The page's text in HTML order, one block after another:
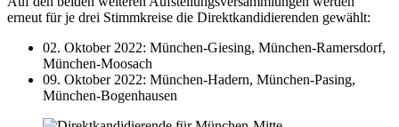
erneut für je drei Stimmkreise die Direktkandidierenden gewählt:
02. Oktober 2022: München-Giesing, München-Ramersdorf,
München-Moosach
09. Oktober 2022: München-Hadern, München-Pasing,
München-Bogenhausen